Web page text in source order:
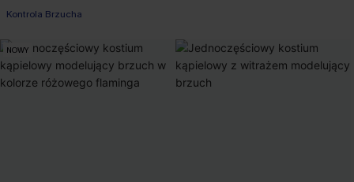
Kontrola Brzucha
NOWY